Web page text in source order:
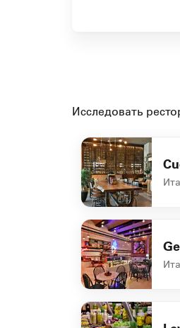
Исследовать
undefined Cucina
undefined